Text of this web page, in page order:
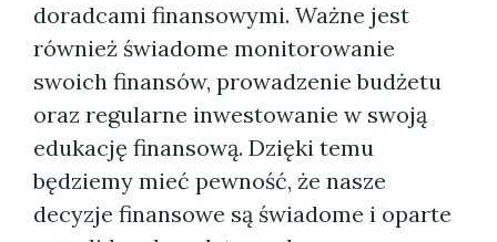
doradcami finansowymi. Ważne jest
również świadome monitorowanie
swoich finansów, prowadzenie budżetu
oraz regularne inwestowanie w swoją
edukację finansową. Dzięki temu
będziemy mieć pewność, że nasze
decyzje finansowe są świadome i oparte